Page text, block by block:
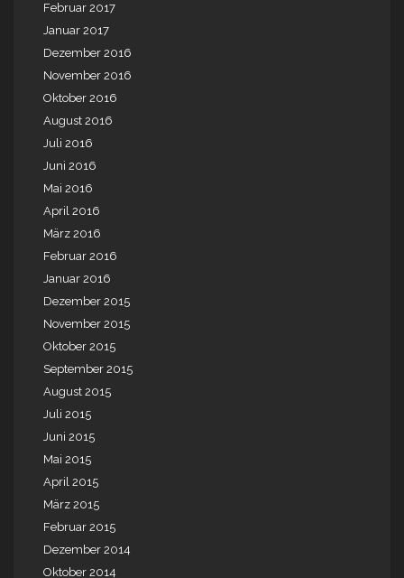
Februar 2017
Januar 2017
Dezember 2016
November 2016
Oktober 2016
August 2016
Juli 2016
Juni 2016
Mai 2016
April 2016
März 2016
Februar 2016
Januar 2016
Dezember 2015
November 2015
Oktober 2015
September 2015
August 2015
Juli 2015
Juni 2015
Mai 2015
April 2015
März 2015
Februar 2015
Dezember 2014
Oktober 2014